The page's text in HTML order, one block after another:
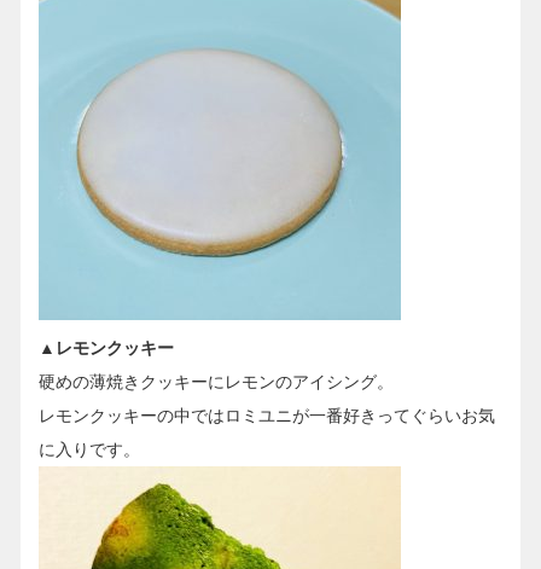
▲レモンクッキー
硬めの薄焼きクッキーにレモンのアイシング。
レモンクッキーの中ではロミユニが一番好きってぐらいお気
に入りです。